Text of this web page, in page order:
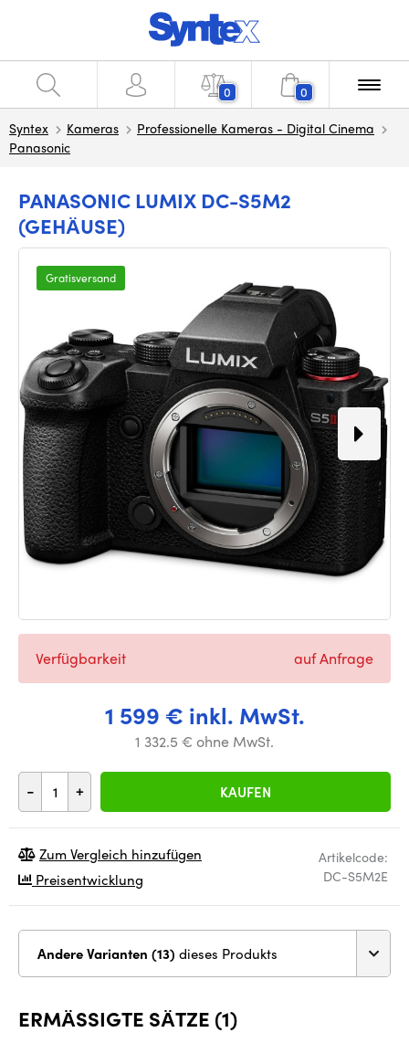
0 0
Syntex Kameras
Professionelle Kameras - Digital Cinema
Panasonic
PANASONIC LUMIX DC-S5M2
(GEHÄUSE)
Gratisversand
1 599 € inkl. MwSt.
1 332.5 € ohne MwSt.
- + KAUFEN
Verfügbarkeit auf Anfrage
Artikelcode:
DC-S5M2E
Zum Vergleich hinzufügen
Preisentwicklung
Andere Varianten (13) dieses Produkts
ERMÄSSIGTE SÄTZE (1)